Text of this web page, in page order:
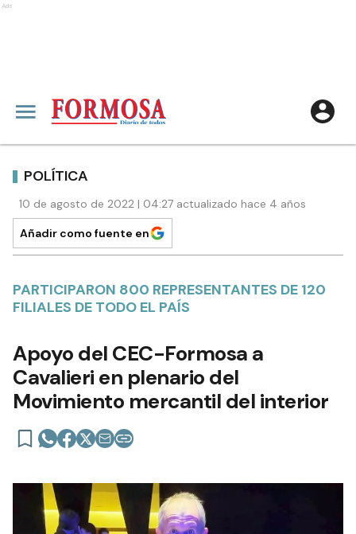
Ads
POLÍTICA
10 de agosto de 2022 | 04:27 actualizado hace 4 años
Añadir como fuente en
PARTICIPARON 800 REPRESENTANTES DE 120
FILIALES DE TODO EL PAÍS
Apoyo del CEC-Formosa a
Cavalieri en plenario del
Movimiento mercantil del interior